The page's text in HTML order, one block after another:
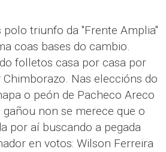
triunfo da "Frente Amplia"
coas bases do cambio.
folletos casa por casa por
Nas eleccións do
o peón de Pacheco Areco
non se merece que o
por aí buscando a pegada
en votos: Wilson Ferreira